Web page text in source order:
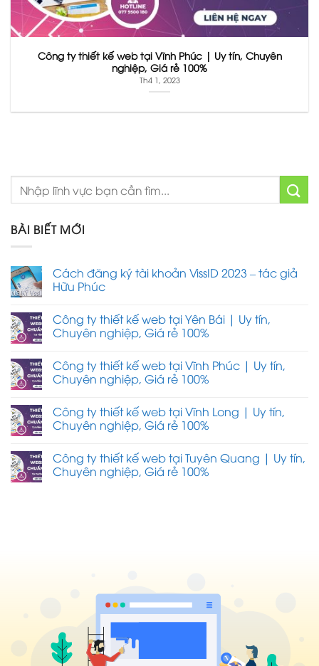
Công ty thiết kế web tại Vĩnh Phúc | Uy tín, Chuyên
nghiệp, Giá rẻ 100%
Th4 1, 2023
BÀI BIẾT MỚI
Cách đăng ký tài khoản VissID 2023 – tác giả
Hữu Phúc
Công ty thiết kế web tại Yên Bái | Uy tín,
Chuyên nghiệp, Giá rẻ 100%
Công ty thiết kế web tại Vĩnh Phúc | Uy tín,
Chuyên nghiệp, Giá rẻ 100%
Công ty thiết kế web tại Vĩnh Long | Uy tín,
Chuyên nghiệp, Giá rẻ 100%
Công ty thiết kế web tại Tuyên Quang | Uy tín,
Chuyên nghiệp, Giá rẻ 100%